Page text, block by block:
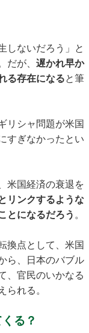
しないだろう」と
だが、 遅かれ早か
る存在になると筆
リシャ問題が米国
すぎなかったとい
米国経済の衰退を
リンクするような
とになるだろう 。
換点として、米国
ら、日本のバブル
、官民のいかなる
られる。
る？